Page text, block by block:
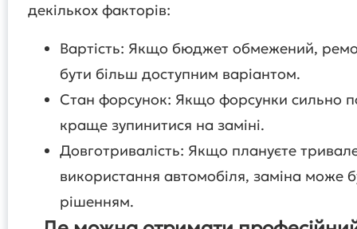
декількох факторів:
Вартість: Якщо бюджет обмежений,
бути більш доступним варіантом.
Стан форсунок: Якщо форсунки сильно
краще зупинитися на заміні.
Довготривалість: Якщо плануєте
використання автомобіля, заміна може
рішенням.